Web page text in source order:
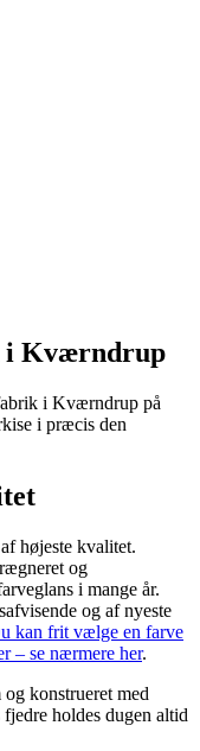
i Kværndrup
i Kværndrup på
i præcis den
højeste kvalitet.
og
i mange år.
og af nyeste
kan frit vælge en farve
– se nærmere her.
konstrueret med
holdes dugen altid